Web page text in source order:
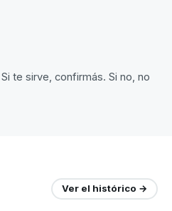
te sirve, confirmás. Si no, no
Ver el histórico →